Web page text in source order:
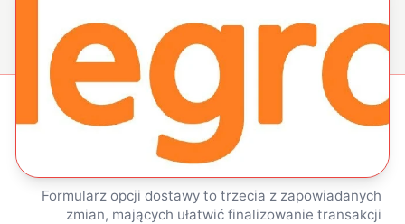
Formularz opcji dostawy to trzecia z zapowiadanych
zmian, mających ułatwić finalizowanie transakcji